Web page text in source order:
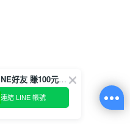
❤️加LINE好友 賺100元券！
連結 LINE 帳號